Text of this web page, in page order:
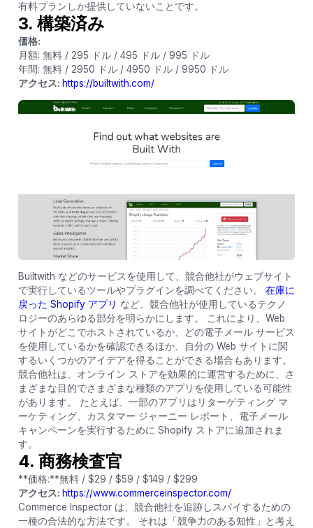
有料プランしか提供していないことです。
3. 構築済み
価格:
月額: 無料 / 295 ドル / 495 ドル / 995 ドル
年間: 無料 / 2950 ドル / 4950 ドル / 9950 ドル
アクセス: https://builtwith.com/
Builtwith などのサービスを使用して、競合他社がウェブサイト
で実行しているツールやプラグインを調べてください。 在庫に
戻った Shopify アプリ など、競合他社が使用しているテクノ
ロジーのあらゆる部分を明らかにします。 これにより、Web
サイトがどこでホストされているか、どの電子メール サービス
を使用しているかを確認できるほか、自分の Web サイトに関
するいくつかのアイデアを得ることができる場合もあります。
競合他社は、オンライン ストアを効果的に運営するために、さ
まざまな目的でさまざまな種類のアプリを使用している可能性
があります。 たとえば、一部のアプリはリターゲティング マ
ーケティング、カスタマー ジャーニー レポート、電子メール
キャンペーンを実行するために Shopify ストアに追加されま
す。
4. 商務検査官
**価格:**無料 / $29 / $59 / $149 / $299
アクセス: https://www.commerceinspector.com/
Commerce Inspector は、競合他社を追跡しスパイするための
一種の合法的な方法です。 それは「競争力のある知性」と考え